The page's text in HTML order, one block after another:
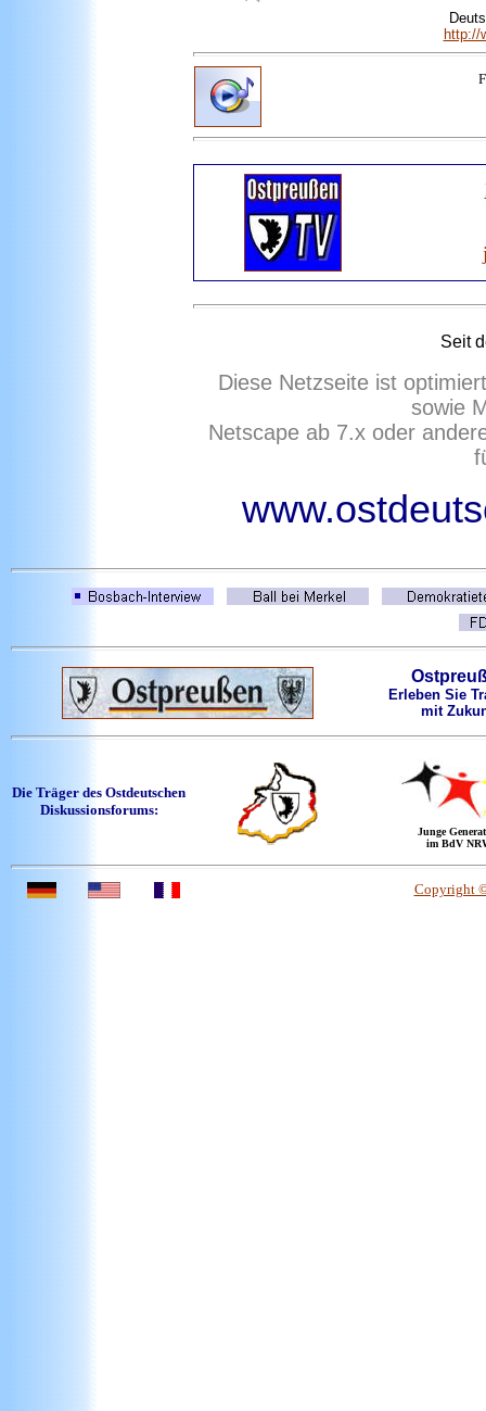
http://
Seit
Diese Netzseite ist
sowie
Netscape ab 7.x oder
Erleben Sie
mit
Die Träger des Ostdeutschen
Diskussionsforums:
Junge
im BdV
Copyright